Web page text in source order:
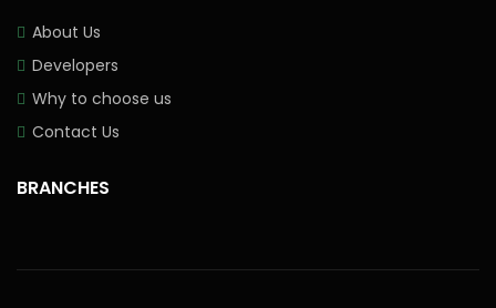
About Us
Developers
Why to choose us
Contact Us
BRANCHES